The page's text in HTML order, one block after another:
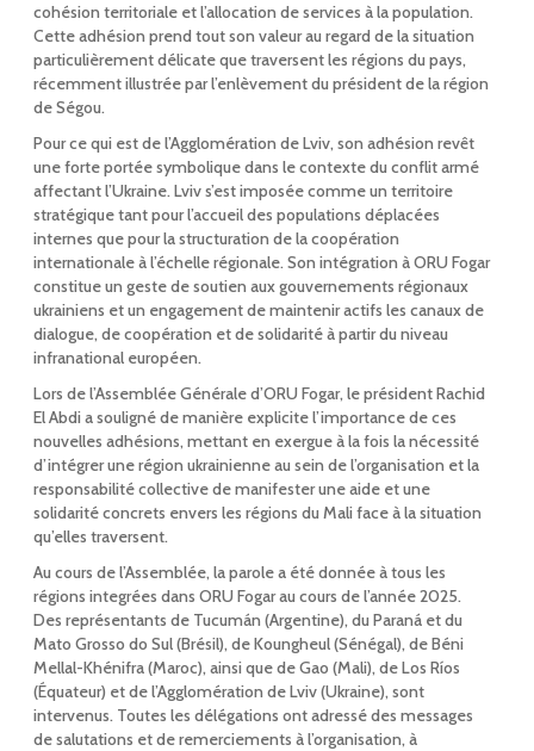
cohésion territoriale et l’allocation de services à la population.
Cette adhésion prend tout son valeur au regard de la situation
particulièrement délicate que traversent les régions du pays,
récemment illustrée par l’enlèvement du président de la région
de Ségou.
Pour ce qui est de l’Agglomération de Lviv, son adhésion revêt
une forte portée symbolique dans le contexte du conflit armé
affectant l’Ukraine. Lviv s’est imposée comme un territoire
stratégique tant pour l’accueil des populations déplacées
internes que pour la structuration de la coopération
internationale à l’échelle régionale. Son intégration à ORU Fogar
constitue un geste de soutien aux gouvernements régionaux
ukrainiens et un engagement de maintenir actifs les canaux de
dialogue, de coopération et de solidarité à partir du niveau
infranational européen.
Lors de l’Assemblée Générale d’ORU Fogar, le président Rachid
El Abdi a souligné de manière explicite l’importance de ces
nouvelles adhésions, mettant en exergue à la fois la nécessité
d’intégrer une région ukrainienne au sein de l’organisation et la
responsabilité collective de manifester une aide et une
solidarité concrets envers les régions du Mali face à la situation
qu’elles traversent.
Au cours de l’Assemblée, la parole a été donnée à tous les
régions integrées dans ORU Fogar au cours de l’année 2025.
Des représentants de Tucumán (Argentine), du Paraná et du
Mato Grosso do Sul (Brésil), de Koungheul (Sénégal), de Béni
Mellal-Khénifra (Maroc), ainsi que de Gao (Mali), de Los Ríos
(Équateur) et de l’Agglomération de Lviv (Ukraine), sont
intervenus. Toutes les délégations ont adressé des messages
de salutations et de remerciements à l’organisation, à